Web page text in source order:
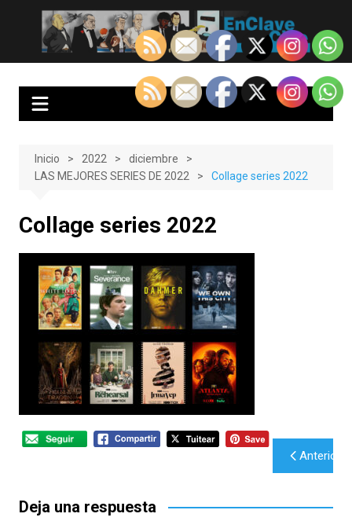
contenido
EnClave de Cine
Crítica cinematográfica y audiovisual. Punto de encuentro para los
amantes del cine y las series
Inicio 2022
diciembre
LAS MEJORES SERIES DE 2022
Collage series 2022
Collage series 2022
Navegación
entradas
Anterior
Deja una respuesta